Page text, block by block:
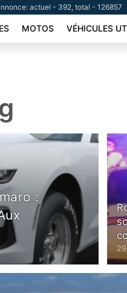
actuel - 392, total - 126857
MOTOS VÉHICULES
: